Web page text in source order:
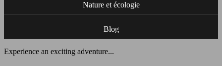
Nature et écologie
Blog
Experience an exciting adventure...